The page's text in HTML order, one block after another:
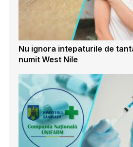
Nu ignora intepaturile de
numit West Nile